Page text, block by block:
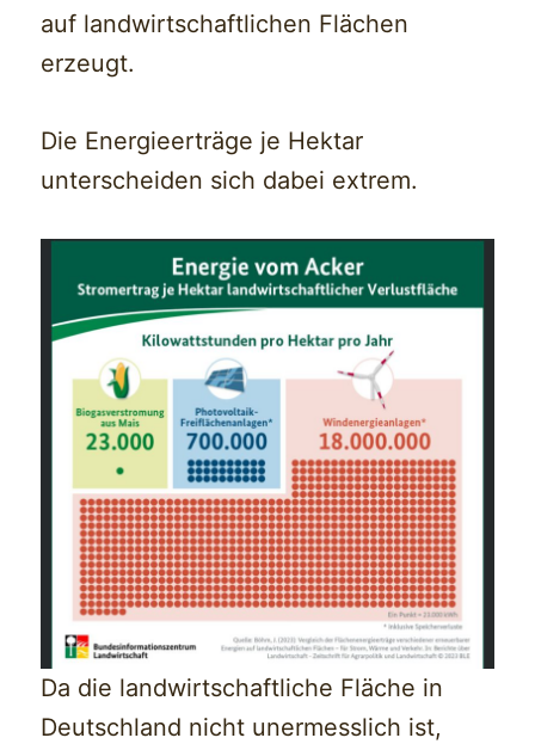
auf landwirtschaftlichen Flächen
erzeugt.
Die Energieerträge je Hektar
unterscheiden sich dabei extrem.
Da die landwirtschaftliche Fläche in
Deutschland nicht unermesslich ist,